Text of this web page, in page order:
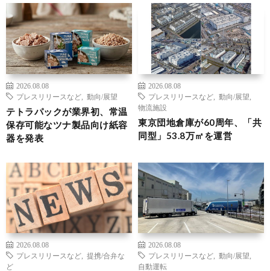
2026.08.08
プレスリリースなど
動向/展望
テトラパックが業界初、常温
保存可能なツナ製品向け紙容
器を発表
2026.08.08
プレスリリースなど
動向/展望
物流施設
東京団地倉庫が60周年、「共
同型」53.8万㎡を運営
2026.08.08
プレスリリースなど
提携/合弁な
ど
2026.08.08
プレスリリースなど
動向/展望
自動運転